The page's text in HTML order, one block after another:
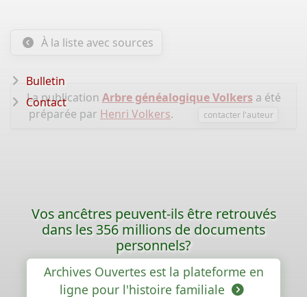
À la liste avec sources
La publication Arbre généalogique Volkers a été
préparée par Henri Volkers. contacter l'auteur
Bulletin
Contact
Vos ancêtres peuvent-ils être retrouvés
dans les 356 millions de documents
personnels?
Archives Ouvertes est la plateforme en
ligne pour l'histoire familiale